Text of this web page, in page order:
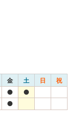
金 土 日 祝